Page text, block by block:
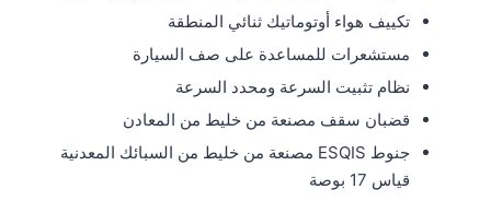
تكييف هواء أوتوماتيك ثنائي المنطقة
مستشعرات للمساعدة على صف السيارة
نظام تثبيت السرعة ومحدد السرعة
قضبان سقف مصنعة من خليط من المعادن
جنوط ESQIS مصنعة من خليط من السبائك المعدنية
قياس 17 بوصة